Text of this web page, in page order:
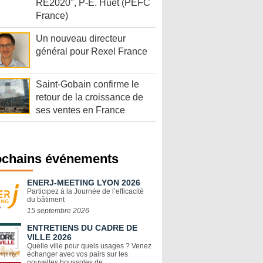
RE2020", P-E. Huet (PEFC
France)
Un nouveau directeur
général pour Rexel France
Saint-Gobain confirme le
retour de la croissance de
ses ventes en France
événements
ENERJ-MEETING LYON 2026
Participez à la Journée de l’efficacité
du bâtiment
15 septembre 2026
ENTRETIENS DU CADRE DE
VILLE 2026
Quelle ville pour quels usages ? Venez
échanger avec vos pairs sur les